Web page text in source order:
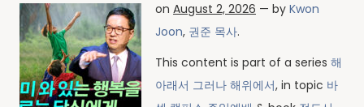
on August 2, 2026 — by Kwon
Joon, 권준 목사.
This content is part of a series 해
아래서 그러나 해위에서, in topic 바